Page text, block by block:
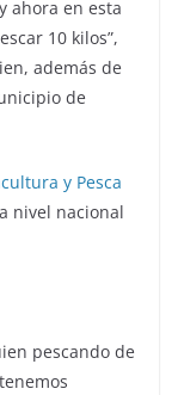
ahora en esta
10 kilos”,
además de
de
y Pesca
nivel nacional
pescando de